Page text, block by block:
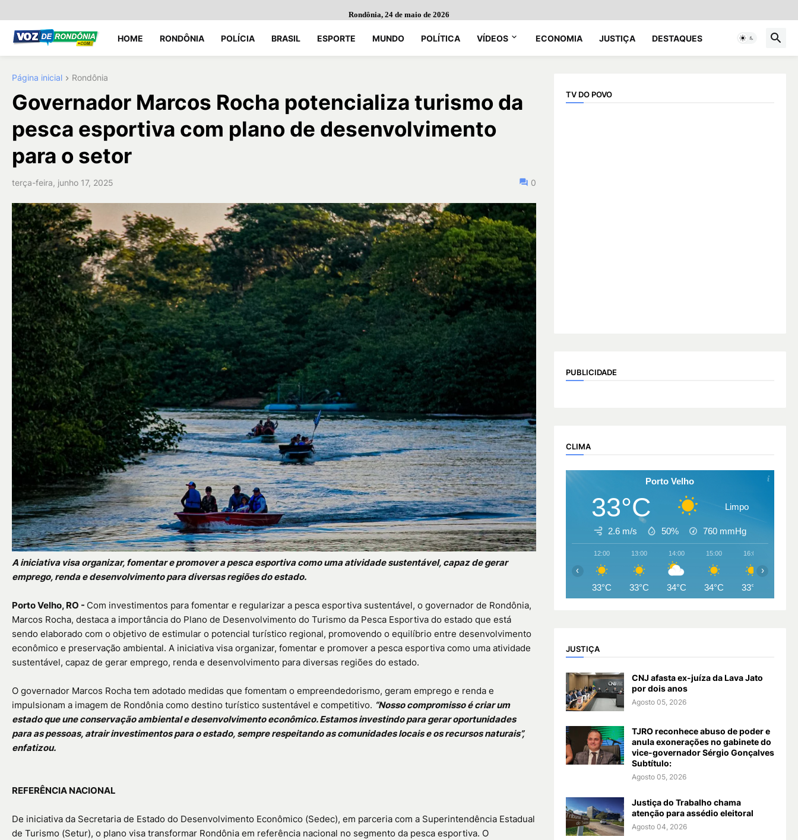
Rondônia, 24 de maio de 2026
HOME RONDÔNIA POLÍCIA BRASIL ESPORTE MUNDO POLÍTICA VÍDEOS ECONOMIA JUSTIÇA DESTAQUES
Página inicial Rondônia
Governador Marcos Rocha potencializa turismo da
pesca esportiva com plano de desenvolvimento
para o setor
terça-feira, junho 17, 2025 0
A iniciativa visa organizar, fomentar e promover a pesca esportiva como uma atividade sustentável, capaz de gerar
emprego, renda e desenvolvimento para diversas regiões do estado.
Porto Velho, RO - Com investimentos para fomentar e regularizar a pesca esportiva sustentável, o governador de Rondônia,
Marcos Rocha, destaca a importância do Plano de Desenvolvimento do Turismo da Pesca Esportiva do estado que está
sendo elaborado com o objetivo de estimular o potencial turístico regional, promovendo o equilíbrio entre desenvolvimento
econômico e preservação ambiental. A iniciativa visa organizar, fomentar e promover a pesca esportiva como uma atividade
sustentável, capaz de gerar emprego, renda e desenvolvimento para diversas regiões do estado.
O governador Marcos Rocha tem adotado medidas que fomentam o empreendedorismo, geram emprego e renda e
impulsionam a imagem de Rondônia como destino turístico sustentável e competitivo. “Nosso compromisso é criar um
estado que une conservação ambiental e desenvolvimento econômico. Estamos investindo para gerar oportunidades
para as pessoas, atrair investimentos para o estado, sempre respeitando as comunidades locais e os recursos naturais”,
enfatizou.
REFERÊNCIA NACIONAL
De iniciativa da Secretaria de Estado do Desenvolvimento Econômico (Sedec), em parceria com a Superintendência Estadual
de Turismo (Setur), o plano visa transformar Rondônia em referência nacional no segmento da pesca esportiva. O
TV DO POVO
PUBLICIDADE
CLIMA
Porto Velho
33°C Limpo
2.6 m/s 50% 760 mmHg
12:00
33°C
13:00
33°C
14:00
34°C
15:00
34°C
16:00
33°C
‹ ›
JUSTIÇA
CNJ afasta ex-juíza da Lava Jato
por dois anos
Agosto 05, 2026
TJRO reconhece abuso de poder e
anula exonerações no gabinete do
vice-governador Sérgio Gonçalves
Subtítulo:
Agosto 05, 2026
Justiça do Trabalho chama
atenção para assédio eleitoral
Agosto 04, 2026